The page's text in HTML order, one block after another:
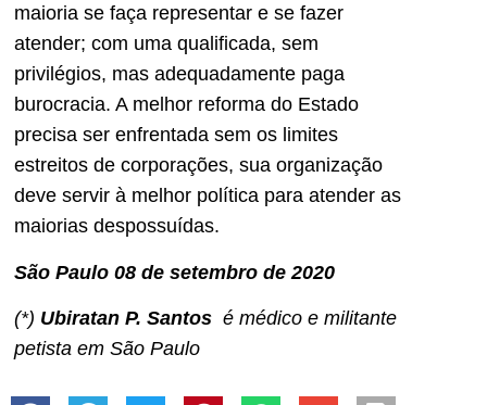
maioria se faça representar e se fazer
atender; com uma qualificada, sem
privilégios, mas adequadamente paga
burocracia. A melhor reforma do Estado
precisa ser enfrentada sem os limites
estreitos de corporações, sua organização
deve servir à melhor política para atender as
maiorias despossuídas.
São Paulo 08 de setembro de 2020
(*) Ubiratan P. Santos é médico e militante
petista em São Paulo